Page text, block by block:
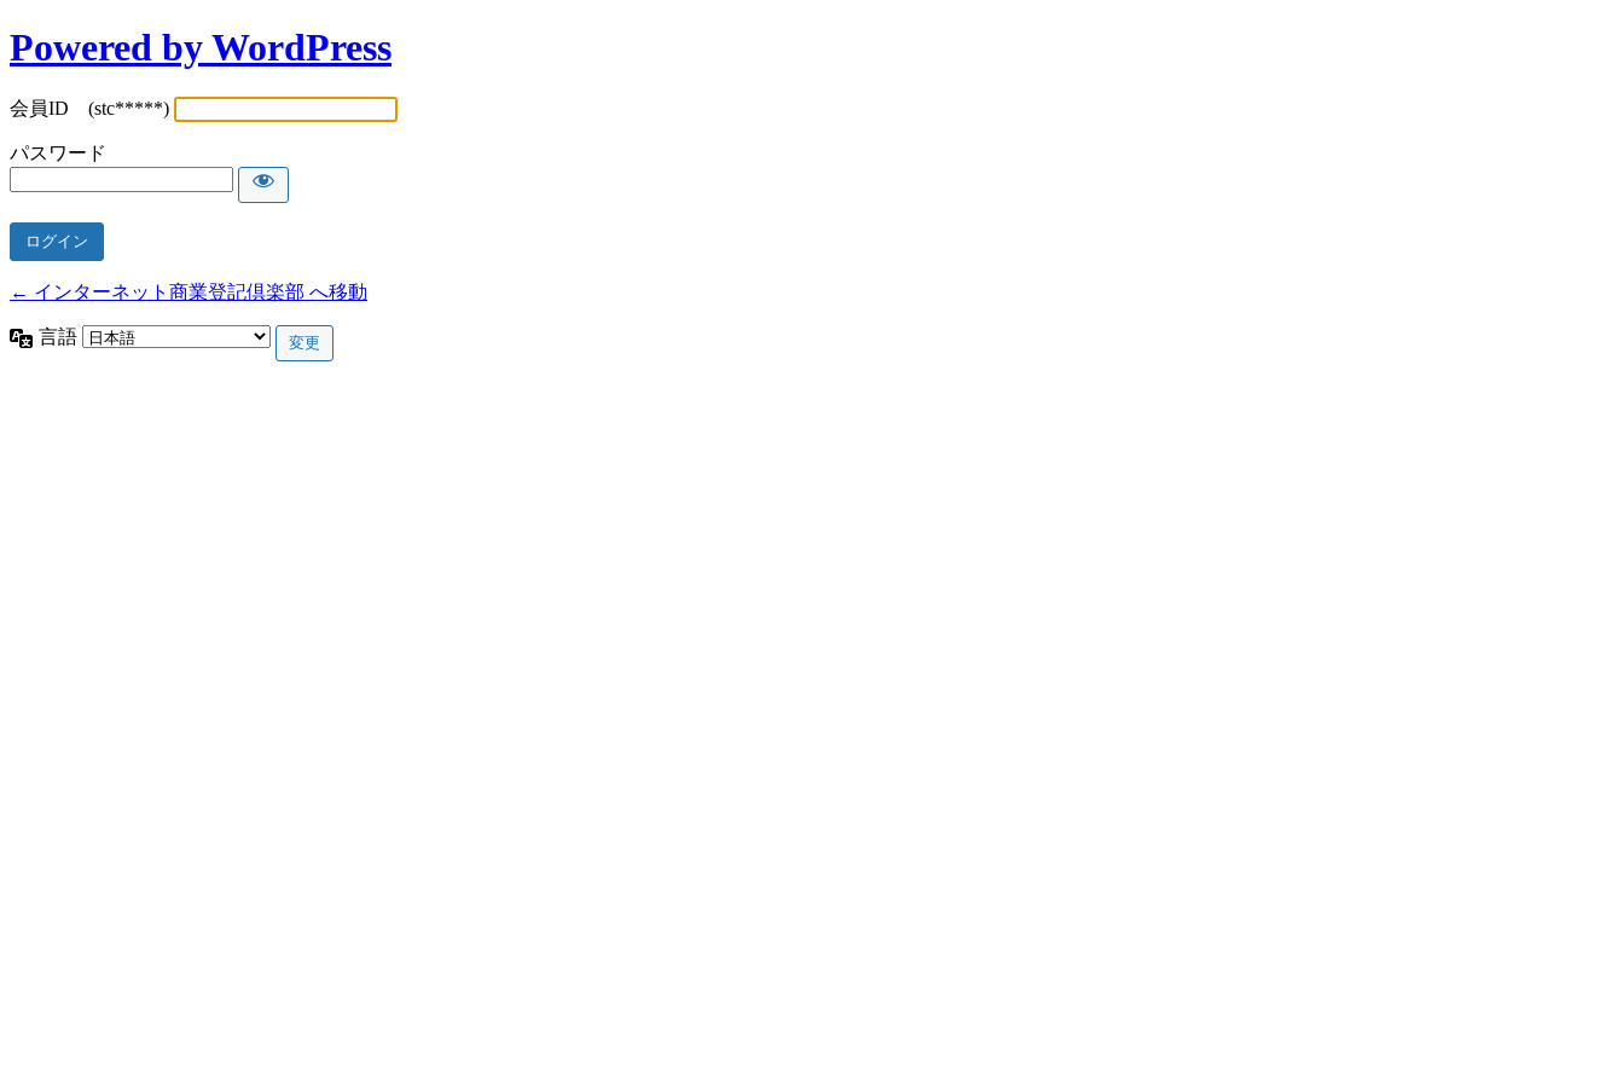
Powered by WordPress
会員ID (stc*****)
パスワード
← インターネット商業登記倶楽部 へ移動
言語